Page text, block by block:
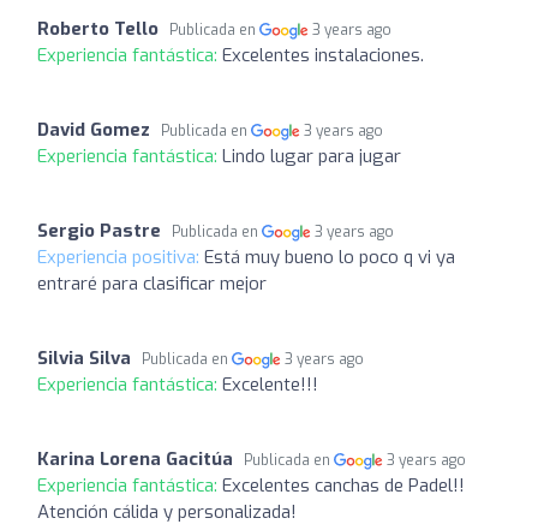
Roberto Tello Publicada en 3 years ago
Experiencia fantástica: Excelentes instalaciones.
David Gomez Publicada en 3 years ago
Experiencia fantástica: Lindo lugar para jugar
Sergio Pastre Publicada en 3 years ago
Experiencia positiva: Está muy bueno lo poco q vi ya
entraré para clasificar mejor
Silvia Silva Publicada en 3 years ago
Experiencia fantástica: Excelente!!!
Karina Lorena Gacitúa Publicada en 3 years ago
Experiencia fantástica: Excelentes canchas de Padel!!
Atención cálida y personalizada!